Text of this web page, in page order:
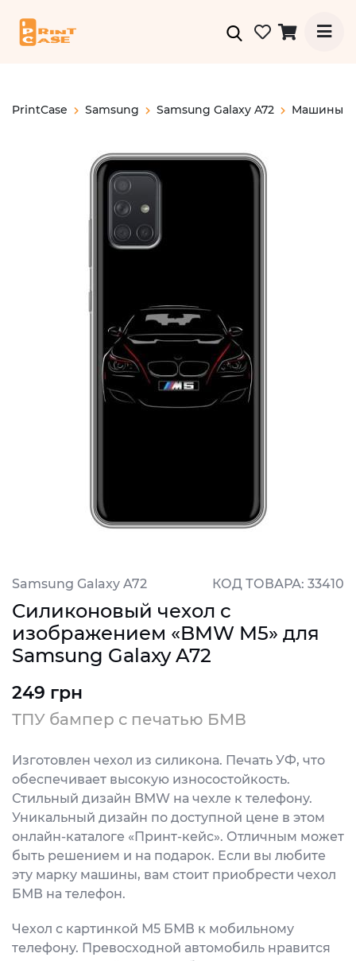
PrintCase Samsung Samsung Galaxy A72 Машины
Samsung Galaxy A72 КОД ТОВАРА: 33410
Силиконовый чехол с
изображением «BMW M5» для
Samsung Galaxy A72
249 грн
ТПУ бампер с печатью БМВ
Изготовлен чехол из силикона. Печать УФ, что
обеспечивает высокую износостойкость.
Стильный дизайн BMW на чехле к телефону.
Уникальный дизайн по доступной цене в этом
онлайн-каталоге «Принт-кейс». Отличным может
быть решением и на подарок. Если вы любите
эту марку машины, вам стоит приобрести чехол
БМВ на телефон.
Чехол с картинкой М5 БМВ к мобильному
телефону. Превосходной автомобиль нравится